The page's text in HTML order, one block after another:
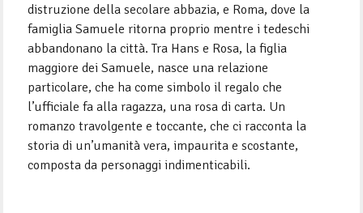
distruzione della secolare abbazia, e Roma, dove la
famiglia Samuele ritorna proprio mentre i tedeschi
abbandonano la città. Tra Hans e Rosa, la figlia
maggiore dei Samuele, nasce una relazione
particolare, che ha come simbolo il regalo che
l’ufficiale fa alla ragazza, una rosa di carta. Un
romanzo travolgente e toccante, che ci racconta la
storia di un’umanità vera, impaurita e scostante,
composta da personaggi indimenticabili.